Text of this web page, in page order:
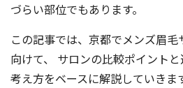
づらい部位でもあります。
この記事では、京都でメンズ眉
向けて、 サロンの比較ポイント
考え方をベースに解説していきま